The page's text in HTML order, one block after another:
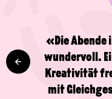
«Die Abende
wundervoll.
Kreativität
mit